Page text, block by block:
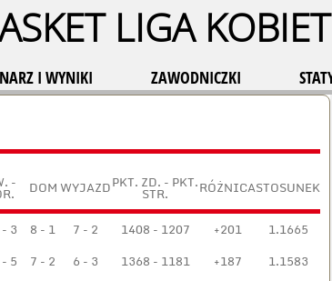
LIGA KOBIET
I WYNIKI ZAWODNICZKI
- DOM WYJAZDPKT. ZD. - PKT.
STR. RÓŻNICASTOSUNEK
3 8 - 1 7 - 2 1408 - 1207 +201
1.1665
5 7 - 2 6 - 3 1368 - 1181 +187
1.1583